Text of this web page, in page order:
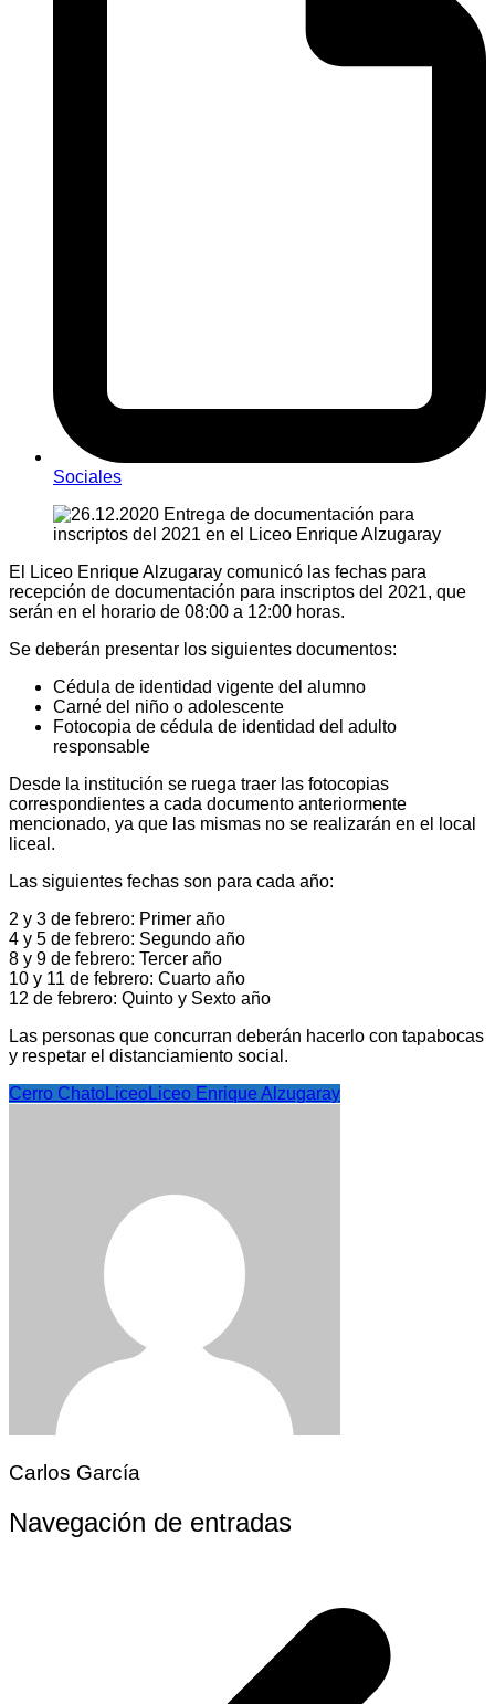
Sociales
El Liceo Enrique Alzugaray comunicó las fechas para
recepción de documentación para inscriptos del 2021, que
serán en el horario de 08:00 a 12:00 horas.
Se deberán presentar los siguientes documentos:
Cédula de identidad vigente del alumno
Carné del niño o adolescente
Fotocopia de cédula de identidad del adulto
responsable
Desde la institución se ruega traer las fotocopias
correspondientes a cada documento anteriormente
mencionado, ya que las mismas no se realizarán en el local
liceal.
Las siguientes fechas son para cada año:
2 y 3 de febrero: Primer año
4 y 5 de febrero: Segundo año
8 y 9 de febrero: Tercer año
10 y 11 de febrero: Cuarto año
12 de febrero: Quinto y Sexto año
Las personas que concurran deberán hacerlo con tapabocas
y respetar el distanciamiento social.
Cerro ChatoLiceoLiceo Enrique Alzugaray
Carlos García
Navegación de entradas